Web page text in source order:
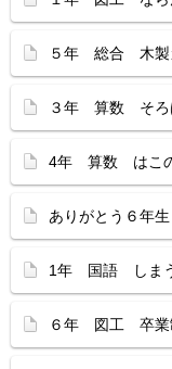
５年 総合 木製
３年 算数 そろ
4年 算数 はこの
ありがとう６年
1年 国語 しまう
６年 図工 卒業